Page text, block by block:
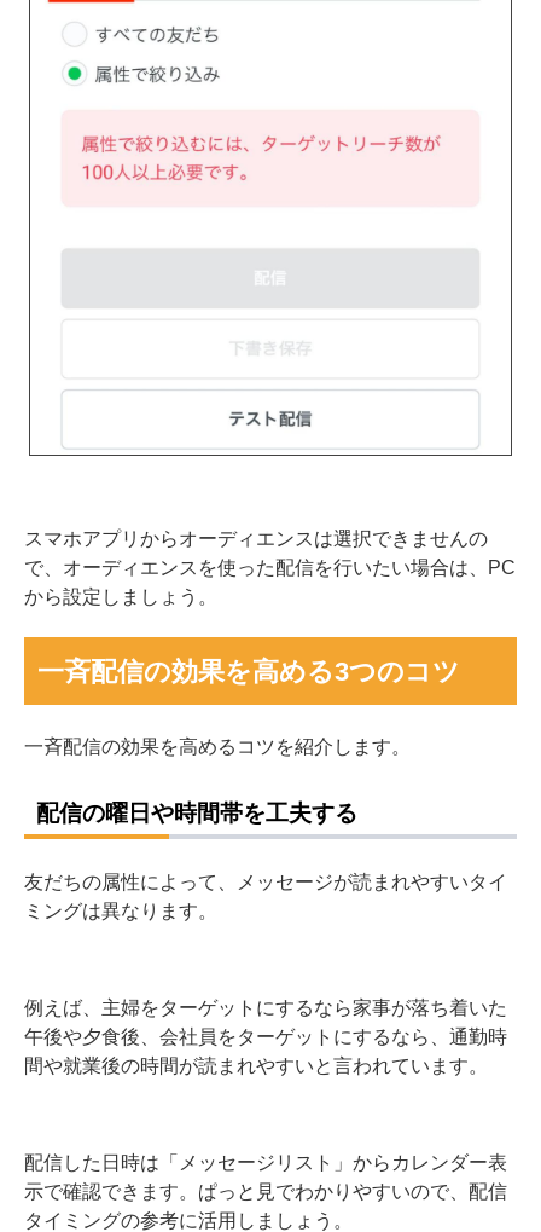
スマホアプリからオーディエンスは選択できませんの
で、オーディエンスを使った配信を行いたい場合は、PC
から設定しましょう。
一斉配信の効果を高める3つのコツ
一斉配信の効果を高めるコツを紹介します。
配信の曜日や時間帯を工夫する
友だちの属性によって、メッセージが読まれやすいタイ
ミングは異なります。
例えば、主婦をターゲットにするなら家事が落ち着いた
午後や夕食後、会社員をターゲットにするなら、通勤時
間や就業後の時間が読まれやすいと言われています。
配信した日時は「メッセージリスト」からカレンダー表
示で確認できます。ぱっと見でわかりやすいので、配信
タイミングの参考に活用しましょう。